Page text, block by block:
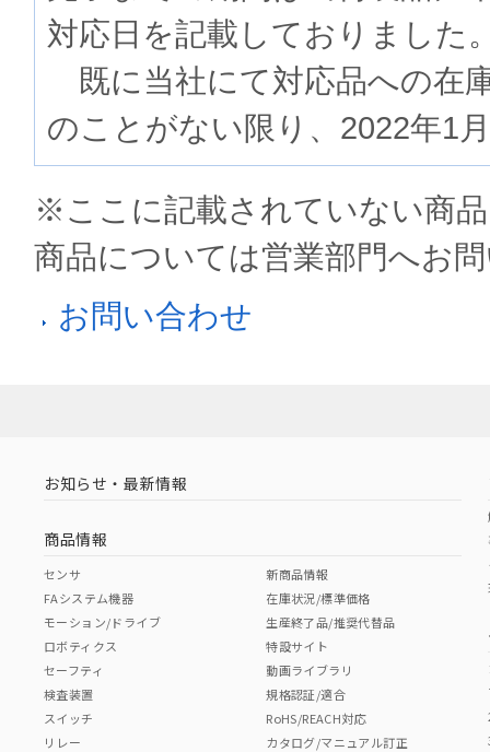
対応日を記載しておりました
既に当社にて対応品への在
のことがない限り、2022年1
※ここに記載されていない商
商品については営業部門へお
お問い合わせ
お知らせ・最新情報
商品情報
センサ
FAシステム機器
モーション/ドライブ
ロボティクス
セーフティ
検査装置
スイッチ
リレー
新商品情報
在庫状況/標準価格
生産終了品/推奨代替品
特設サイト
動画ライブラリ
規格認証/適合
RoHS/REACH対応
カタログ/マニュアル訂正